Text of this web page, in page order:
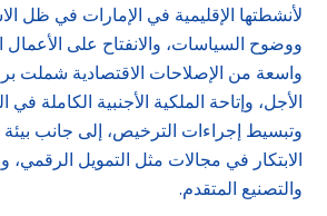
لأنشطتها الإقليمية في الإمارات في ظل
ووضوح السياسات، والانفتاح على الأعمال
واسعة من الإصلاحات الاقتصادية شملت
الأجل، وإتاحة الملكية الأجنبية الكاملة
وتبسيط إجراءات الترخيص، إلى جانب
الابتكار في مجالات مثل التمويل الرقمي،
والتصنيع المتقدم.